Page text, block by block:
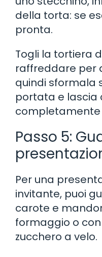
della torta: se
pronta.
Togli la tortiera
raffreddare per
quindi sformala
portata e lascia
completamente
Passo 5:
Per una
invitante, puoi
carote e
formaggio o
zucchero a velo.